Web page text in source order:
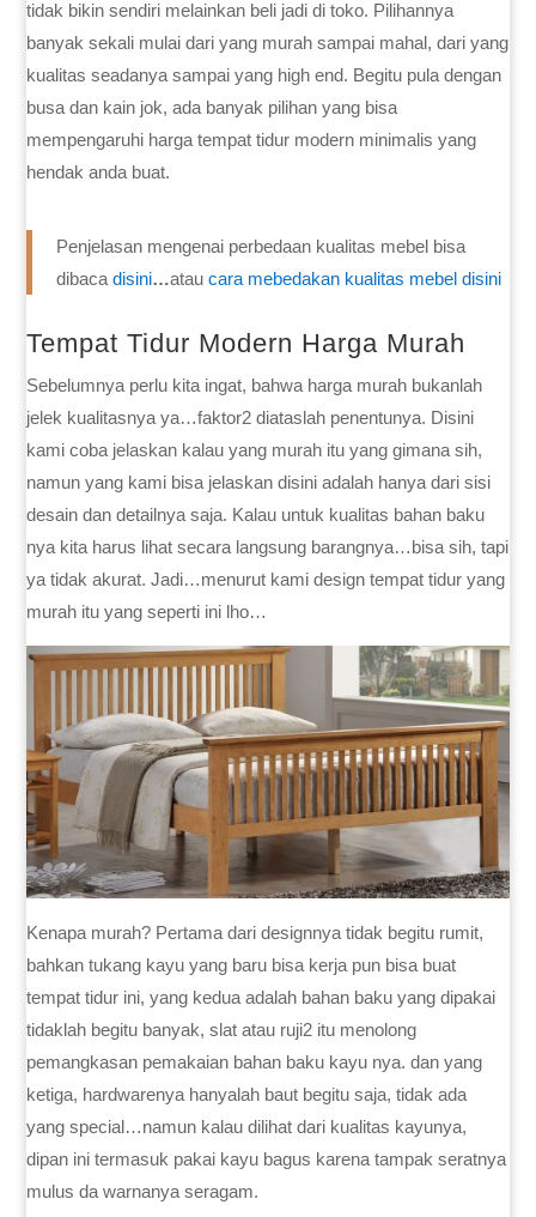
tidak bikin sendiri melainkan beli jadi di toko. Pilihannya
banyak sekali mulai dari yang murah sampai mahal, dari yang
kualitas seadanya sampai yang high end. Begitu pula dengan
busa dan kain jok, ada banyak pilihan yang bisa
mempengaruhi harga tempat tidur modern minimalis yang
hendak anda buat.
Penjelasan mengenai perbedaan kualitas mebel bisa
dibacadisini…ataucara mebedakan kualitas mebel disini
Tempat Tidur Modern Harga Murah
Sebelumnya perlu kita ingat, bahwa harga murah bukanlah
jelek kualitasnya ya…faktor2 diataslah penentunya. Disini
kami coba jelaskan kalau yang murah itu yang gimana sih,
namun yang kami bisa jelaskan disini adalah hanya dari sisi
desain dan detailnya saja. Kalau untuk kualitas bahan baku
nya kita harus lihat secara langsung barangnya…bisa sih, tapi
ya tidak akurat. Jadi…menurut kami design tempat tidur yang
murah itu yang seperti ini lho…
Kenapa murah? Pertama dari designnya tidak begitu rumit,
bahkan tukang kayu yang baru bisa kerja pun bisa buat
tempat tidur ini, yang kedua adalah bahan baku yang dipakai
tidaklah begitu banyak, slat atau ruji2 itu menolong
pemangkasan pemakaian bahan baku kayu nya. dan yang
ketiga, hardwarenya hanyalah baut begitu saja, tidak ada
yang special…namun kalau dilihat dari kualitas kayunya,
dipan ini termasuk pakai kayu bagus karena tampak seratnya
mulus da warnanya seragam.